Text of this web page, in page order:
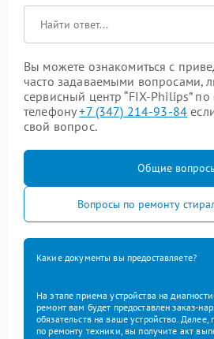
Вы можете ознакомиться с
часто задаваемыми вопросами,
сервисный центр “FIX-Philips”
телефону+7 (347) 214-93-84
свой вопрос.
Общие
Вопросы по ремонту
Какие документы вы предоставляете?
На этапе приема устройства на
ремонт вам будет предоставлен заказ-
обязательств на ваше устройство.
по ремонту техники, вы получите акт